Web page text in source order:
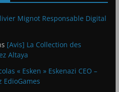
Mignot Responsable Digital
[Avis] La Collection des
Altaya
« Esken » Eskenazi CEO –
EdioGames